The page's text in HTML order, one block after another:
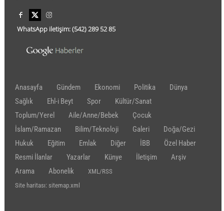
WhatsApp iletişim:(542)289 52 85
Anasayfa Gündem Ekonomi Politika
Dünya
Sağlık
Ehl-i Beyt Spor
Kültür/Sanat
Toplum/Yerel
Aile/Anne/Bebek
Çocuk
İslam/Ramazan
Bilim/Teknoloji Galeri
Doğa/Gezi
Hukuk
Eğitim Emlak Diğer İBB
Özel Haber
Resmi İlanlar
Yazarlar Künye İletişim
Arşiv
Arama
Abonelik
XML/RSS
Site haritası: sitemap.xml